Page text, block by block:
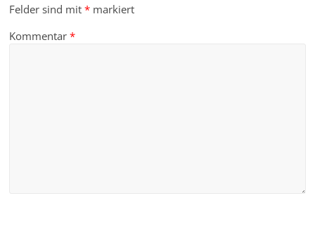
Felder sind mit* markiert
Kommentar*